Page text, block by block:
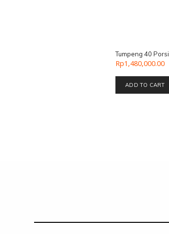
Tumpeng 40 Porsi
Rp1,480,000.00
ADD TO CART